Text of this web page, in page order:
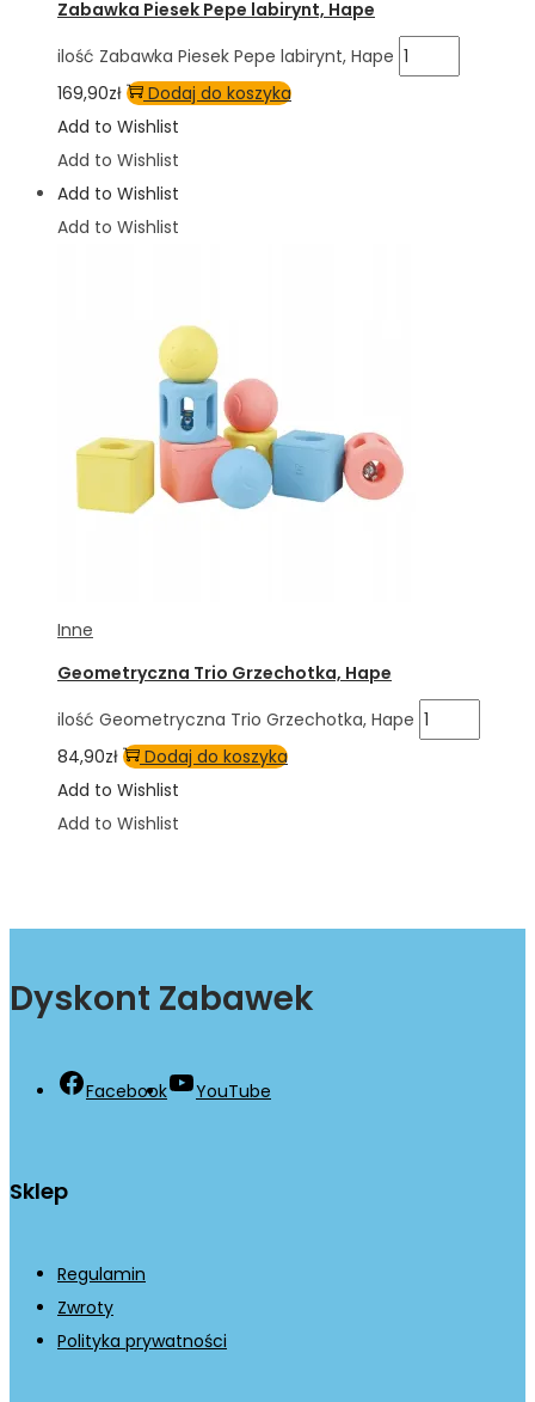
Zabawka Piesek Pepe labirynt, Hape
ilość Zabawka Piesek Pepe labirynt, Hape
169,90zł
Dodaj do koszyka
Add to Wishlist
Add to Wishlist
Add to Wishlist
Add to Wishlist
Inne
Geometryczna Trio Grzechotka, Hape
ilość Geometryczna Trio Grzechotka, Hape
84,90zł
Dodaj do koszyka
Add to Wishlist
Add to Wishlist
Dyskont Zabawek
Facebook YouTube
Sklep
Regulamin
Zwroty
Polityka prywatności